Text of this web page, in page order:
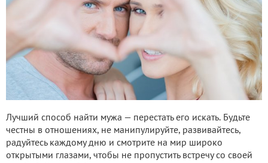
Лучший способ найти мужа — перестать его искать. Будьте
честны в отношениях, не манипулируйте, развивайтесь,
радуйтесь каждому дню и смотрите на мир широко
открытыми глазами, чтобы не пропустить встречу со своей